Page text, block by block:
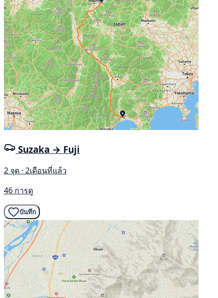
Suzaka → Fuji
2 จุด · 2เดือนที่แล้ว
46 การดู
บันทึก